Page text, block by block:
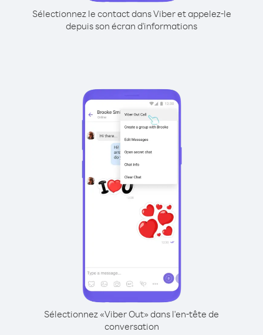
Sélectionnez le contact dans Viber et appelez-le
depuis son écran d'informations
Sélectionnez «Viber Out» dans l'en-tête de
conversation